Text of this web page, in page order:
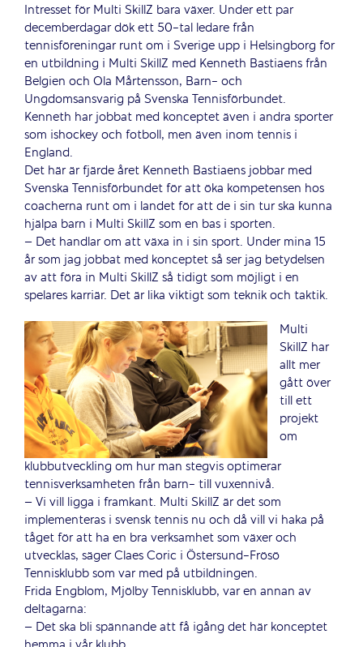
Intresset för Multi SkillZ bara växer. Under ett par
decemberdagar dök ett 50-tal ledare från
tennisföreningar runt om i Sverige upp i Helsingborg för
en utbildning i Multi SkillZ med Kenneth Bastiaens från
Belgien och Ola Mårtensson, Barn- och
Ungdomsansvarig på Svenska Tennisförbundet.
Kenneth har jobbat med konceptet även i andra sporter
som ishockey och fotboll, men även inom tennis i
England.
Det här är fjärde året Kenneth Bastiaens jobbar med
Svenska Tennisförbundet för att öka kompetensen hos
coacherna runt om i landet för att de i sin tur ska kunna
hjälpa barn i Multi SkillZ som en bas i sporten.
– Det handlar om att växa in i sin sport. Under mina 15
år som jag jobbat med konceptet så ser jag betydelsen
av att föra in Multi SkillZ så tidigt som möjligt i en
spelares karriär. Det är lika viktigt som teknik och taktik.
Multi
SkillZ har
allt mer
gått över
till ett
projekt
om
klubbutveckling om hur man stegvis optimerar
tennisverksamheten från barn- till vuxennivå.
– Vi vill ligga i framkant. Multi SkillZ är det som
implementeras i svensk tennis nu och då vill vi haka på
tåget för att ha en bra verksamhet som växer och
utvecklas, säger Claes Coric i Östersund-Frösö
Tennisklubb som var med på utbildningen.
Frida Engblom, Mjölby Tennisklubb, var en annan av
deltagarna:
– Det ska bli spännande att få igång det här konceptet